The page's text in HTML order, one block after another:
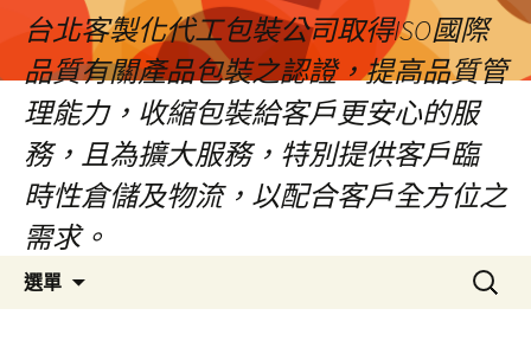
台北客製化代工包裝公司取得ISO國際
品質有關產品包裝之認證，提高品質管
理能力，收縮包裝給客戶更安心的服
務，且為擴大服務，特別提供客戶臨
時性倉儲及物流，以配合客戶全方位之
需求。
選單
搜
尋